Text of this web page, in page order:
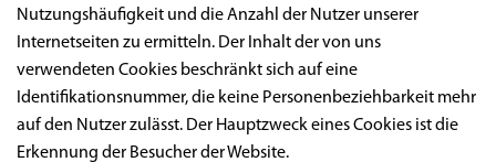
Nutzungshäufigkeit und die Anzahl der Nutzer unserer
Internetseiten zu ermitteln. Der Inhalt der von uns
verwendeten Cookies beschränkt sich auf eine
Identifikationsnummer, die keine Personenbeziehbarkeit mehr
auf den Nutzer zulässt. Der Hauptzweck eines Cookies ist die
Erkennung der Besucher der Website.